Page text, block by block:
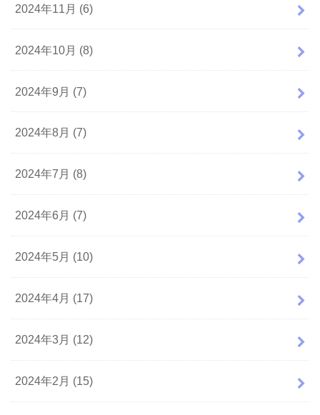
2024年11月 (6)
2024年10月 (8)
2024年9月 (7)
2024年8月 (7)
2024年7月 (8)
2024年6月 (7)
2024年5月 (10)
2024年4月 (17)
2024年3月 (12)
2024年2月 (15)